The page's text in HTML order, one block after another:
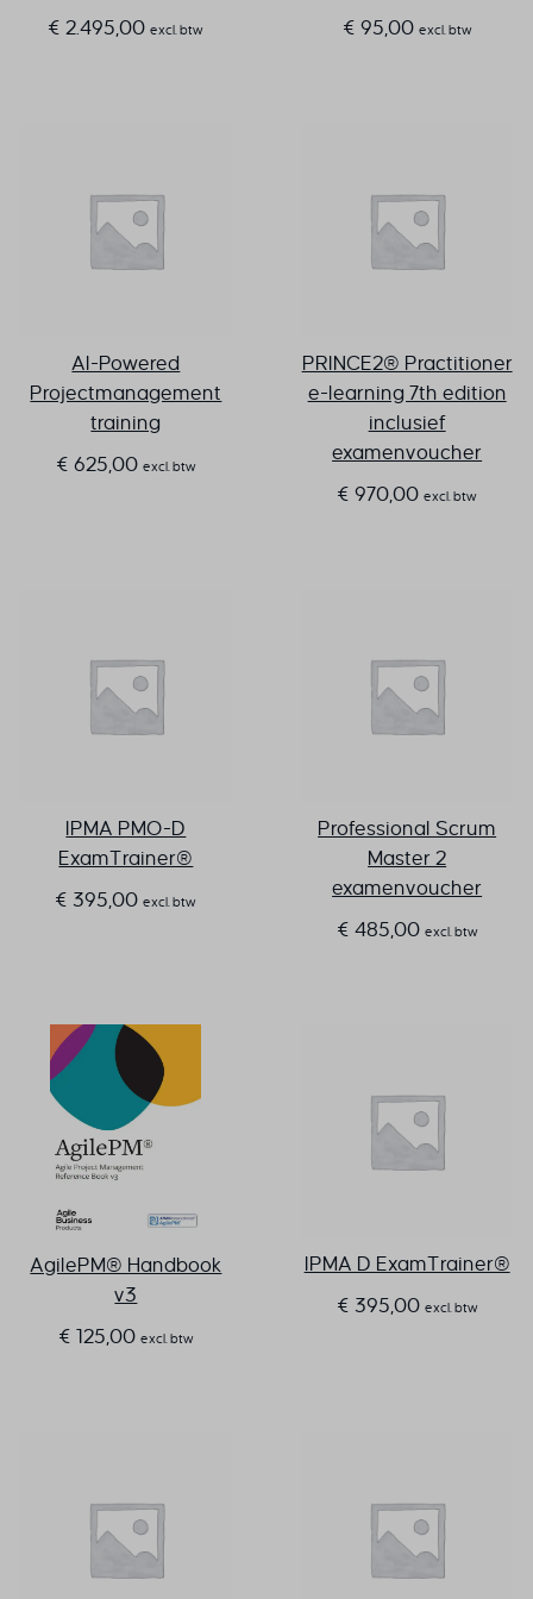
€ 2.495,00 excl. btw
€ 95,00 excl. btw
AI-Powered
Projectmanagement
training
€ 625,00 excl. btw
PRINCE2® Practitioner
e-learning 7th edition
inclusief
examenvoucher
€ 970,00 excl. btw
IPMA PMO-D
ExamTrainer®
€ 395,00 excl. btw
Professional Scrum
Master 2
examenvoucher
€ 485,00 excl. btw
AgilePM® Handbook
v3
€ 125,00 excl. btw
IPMA D ExamTrainer®
€ 395,00 excl. btw